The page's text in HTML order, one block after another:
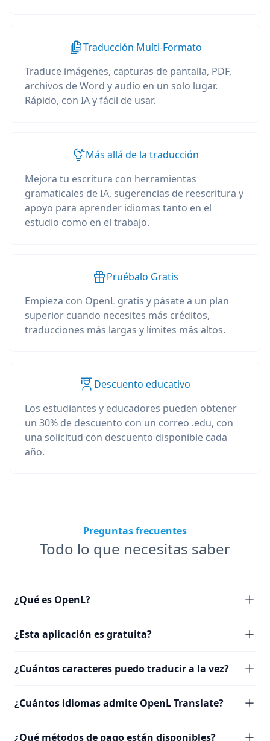
Traducción Multi-Formato
Traduce imágenes, capturas de pantalla, PDF,
archivos de Word y audio en un solo lugar.
Rápido, con IA y fácil de usar.
Más allá de la traducción
Mejora tu escritura con herramientas
gramaticales de IA, sugerencias de reescritura y
apoyo para aprender idiomas tanto en el
estudio como en el trabajo.
Pruébalo Gratis
Empieza con OpenL gratis y pásate a un plan
superior cuando necesites más créditos,
traducciones más largas y límites más altos.
Descuento educativo
Los estudiantes y educadores pueden obtener
un 30% de descuento con un correo .edu, con
una solicitud con descuento disponible cada
año.
Preguntas frecuentes
Todo lo que necesitas saber
¿Qué es OpenL?
¿Esta aplicación es gratuita?
¿Cuántos caracteres puedo traducir a la vez?
¿Cuántos idiomas admite OpenL Translate?
¿Qué métodos de pago están disponibles?